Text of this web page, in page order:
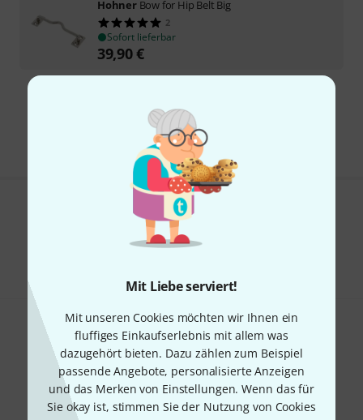
Mit Liebe serviert!
Mit unseren Cookies möchten wir Ihnen ein
fluffiges Einkaufserlebnis mit allem was
dazugehört bieten. Dazu zählen zum Beispiel
passende Angebote, personalisierte Anzeigen
und das Merken von Einstellungen. Wenn das für
Sie okay ist, stimmen Sie der Nutzung von Cookies
Hohner Bow for Hip Belt Big
2
Sofort lieferbar
39,90€
Alle Preise inkl. MwSt.
Gefällt Ihnen, was Sie sehen?
Teilen Hilfe & Feedback
Thomann Newsletter